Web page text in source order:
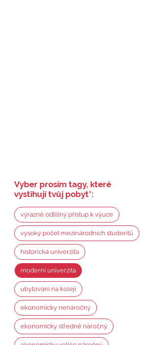
Vyber prosím tagy, které
vystihují tvůj pobyt*:
výrazně odlišný přístup k výuce
vysoký počet mezinárodních studentů
historická univerzita
moderní univerzita
ubytování na koleji
ekonomicky nenáročný
ekonomicky středně náročný